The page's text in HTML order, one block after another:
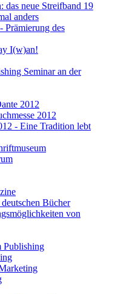
das neue Streifband 19
anders
Prämierung des
I(w)an!
Seminar an der
2012
2012
- Eine Tradition lebt
Bücher
von
Publishing